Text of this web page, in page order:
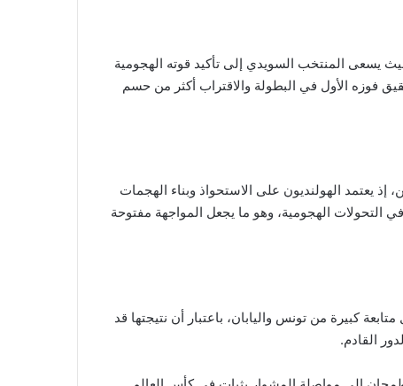
يسعى المنتخب السويدي إلى تأكيد قوته الهجومية
فوزه الأول في البطولة والاقتراب أكثر من حسم
إذ يعتمد الهولنديون على الاستحواذ وبناء الهجمات
التحولات الهجومية، وهو ما يجعل المواجهة مفتوحة
كبيرة من تونس واليابان، باعتبار أن نتيجتها قد
القادم.